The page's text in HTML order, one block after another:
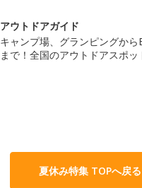
アウトドアガイド
キャンプ場、グランピングか
まで！全国のアウトドアスポッ
夏休み特集 TOPへ戻る